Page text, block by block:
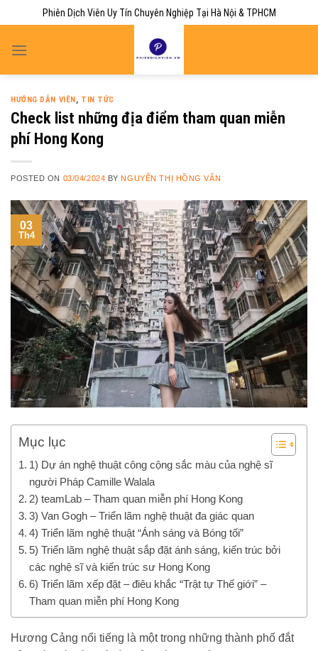
to
content
Phiên Dịch Viên Uy Tín Chuyên Nghiệp Tại Hà Nội & TPHCM
HƯỚNG DẪN VIÊN, TIN TỨC
Check list những địa điểm tham quan miễn
phí Hong Kong
POSTED ON 03/04/2024 BYNGUYỄN THỊ HỒNG VÂN
03
Th4
Mục lục
1) Dự án nghệ thuật công cộng sắc màu của nghệ sĩ
người Pháp Camille Walala
2) teamLab – Tham quan miễn phí Hong Kong
3) Van Gogh – Triển lãm nghệ thuật đa giác quan
4) Triển lãm nghệ thuật “Ánh sáng và Bóng tối”
5) Triển lãm nghệ thuật sắp đặt ánh sáng, kiến trúc bởi
các nghệ sĩ và kiến trúc sư Hong Kong
6) Triển lãm xếp đặt – điêu khắc “Trật tự Thế giới” –
Tham quan miễn phí Hong Kong
Hương Cảng nổi tiếng là một trong những thành phố đắt